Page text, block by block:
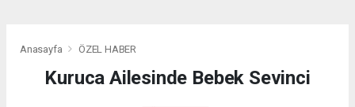
Anasayfa ÖZEL HABER
Kuruca Ailesinde Bebek Sevinci